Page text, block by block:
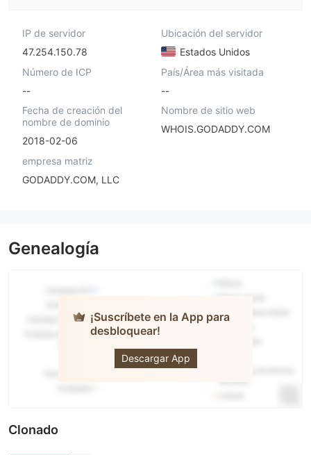
IP de servidor
47.254.150.78
Ubicación del servidor
Estados Unidos
Número de ICP
--
País/Área más visitada
--
Fecha de creación del
nombre de dominio
2018-02-06
Nombre de sitio web
WHOIS.GODADDY.COM
empresa matriz
GODADDY.COM, LLC
Genealogía
¡Suscríbete en la App para
desbloquear!
Descargar App
XTrend
Clonado